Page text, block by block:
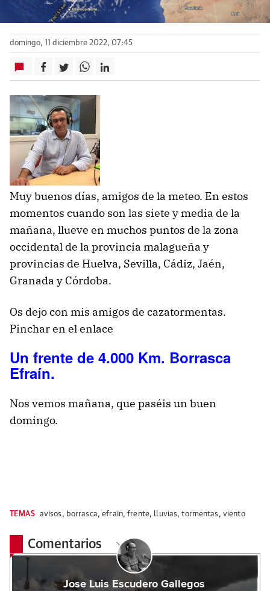
domingo, 11 diciembre 2022, 07:45
Muy buenos días, amigos de la meteo. En estos
momentos cuando son las siete y media de la
mañana, llueve en muchos puntos de la zona
occidental de la provincia malagueña y
provincias de Huelva, Sevilla, Cádiz, Jaén,
Granada y Córdoba.
Os dejo con mis amigos de cazatormentas.
Pinchar en el enlace
Un frente de 4.000 Km. Borrasca
Efraín.
Nos vemos mañana, que paséis un buen
domingo.
TEMAS avisos, borrasca,efrain,frente, lluvias,tormentas, viento
Comentarios
Jose Luis Escudero Gallegos